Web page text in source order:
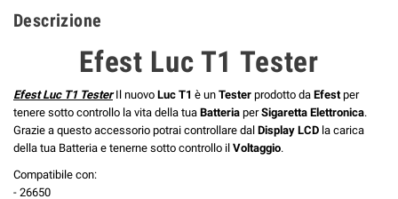
Descrizione
Efest Luc T1 Tester
Efest Luc T1 TesterIl nuovo Luc T1 è un Tester prodotto da Efest per
tenere sotto controllo la vita della tua Batteria perSigaretta Elettronica.
Grazie a questo accessorio potrai controllare dal Display LCD la carica
della tua Batteria e tenerne sotto controllo il Voltaggio.
Compatibile con:
- 26650